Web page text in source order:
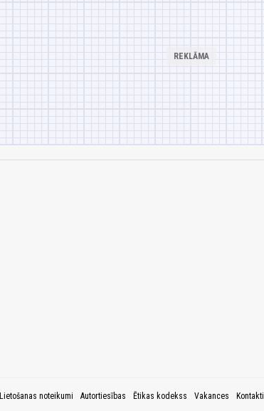
Lietošanas noteikumi Autortiesības Ētikas kodekss Vakances Kontakti